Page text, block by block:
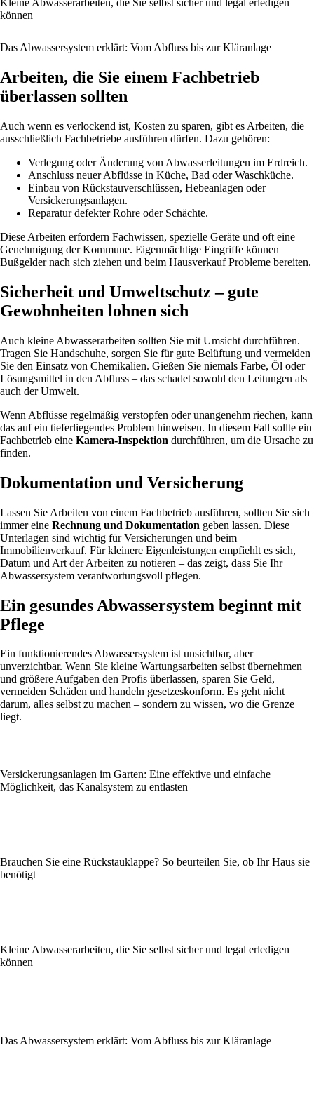
Kleine Abwasserarbeiten, die Sie selbst sicher und legal erledigen
können
Das Abwassersystem erklärt: Vom Abfluss bis zur Kläranlage
Arbeiten, die Sie einem Fachbetrieb
überlassen sollten
Auch wenn es verlockend ist, Kosten zu sparen, gibt es Arbeiten, die
ausschließlich Fachbetriebe ausführen dürfen. Dazu gehören:
Verlegung oder Änderung von Abwasserleitungen im Erdreich.
Anschluss neuer Abflüsse in Küche, Bad oder Waschküche.
Einbau von Rückstauverschlüssen, Hebeanlagen oder
Versickerungsanlagen.
Reparatur defekter Rohre oder Schächte.
Diese Arbeiten erfordern Fachwissen, spezielle Geräte und oft eine
Genehmigung der Kommune. Eigenmächtige Eingriffe können
Bußgelder nach sich ziehen und beim Hausverkauf Probleme bereiten.
Sicherheit und Umweltschutz – gute
Gewohnheiten lohnen sich
Auch kleine Abwasserarbeiten sollten Sie mit Umsicht durchführen.
Tragen Sie Handschuhe, sorgen Sie für gute Belüftung und vermeiden
Sie den Einsatz von Chemikalien. Gießen Sie niemals Farbe, Öl oder
Lösungsmittel in den Abfluss – das schadet sowohl den Leitungen als
auch der Umwelt.
Wenn Abflüsse regelmäßig verstopfen oder unangenehm riechen, kann
das auf ein tieferliegendes Problem hinweisen. In diesem Fall sollte ein
Fachbetrieb eine Kamera-Inspektion durchführen, um die Ursache zu
finden.
Dokumentation und Versicherung
Lassen Sie Arbeiten von einem Fachbetrieb ausführen, sollten Sie sich
immer eine Rechnung und Dokumentation geben lassen. Diese
Unterlagen sind wichtig für Versicherungen und beim
Immobilienverkauf. Für kleinere Eigenleistungen empfiehlt es sich,
Datum und Art der Arbeiten zu notieren – das zeigt, dass Sie Ihr
Abwassersystem verantwortungsvoll pflegen.
Ein gesundes Abwassersystem beginnt mit
Pflege
Ein funktionierendes Abwassersystem ist unsichtbar, aber
unverzichtbar. Wenn Sie kleine Wartungsarbeiten selbst übernehmen
und größere Aufgaben den Profis überlassen, sparen Sie Geld,
vermeiden Schäden und handeln gesetzeskonform. Es geht nicht
darum, alles selbst zu machen – sondern zu wissen, wo die Grenze
liegt.
Versickerungsanlagen im Garten: Eine effektive und einfache
Möglichkeit, das Kanalsystem zu entlasten
Brauchen Sie eine Rückstauklappe? So beurteilen Sie, ob Ihr Haus sie
benötigt
Kleine Abwasserarbeiten, die Sie selbst sicher und legal erledigen
können
Das Abwassersystem erklärt: Vom Abfluss bis zur Kläranlage